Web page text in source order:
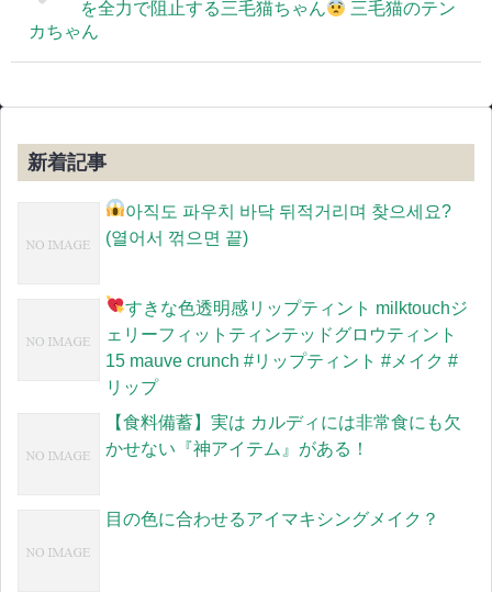
を全力で阻止する三毛猫ちゃん
三毛猫のテン
カちゃん
新着記事
아직도 파우치 바닥 뒤적거리며 찾으세요?
(열어서 꺾으면 끝)
すきな色透明感リップティント milktouchジ
ェリーフィットティンテッドグロウティント
15 mauve crunch #リップティント #メイク #
リップ
【食料備蓄】実は カルディには非常食にも欠
かせない『神アイテム』がある！
目の色に合わせるアイマキシングメイク？